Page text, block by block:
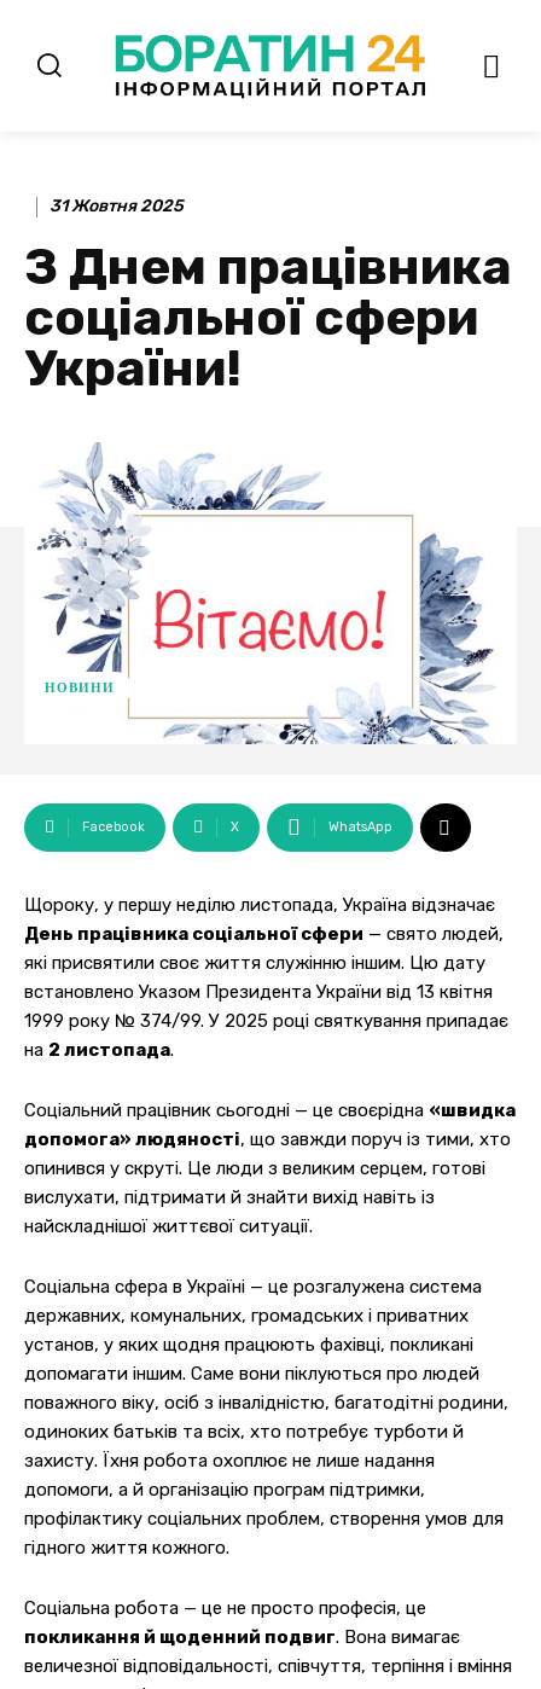
31 Жовтня 2025
З Днем працівника
соціальної сфери
України!
НОВИНИ
Facebook X WhatsApp
Щороку, у першу неділю листопада, Україна відзначає
День працівника соціальної сфери — свято людей,
які присвятили своє життя служінню іншим. Цю дату
встановлено Указом Президента України від 13 квітня
1999 року № 374/99. У 2025 році святкування припадає
на 2 листопада.
Соціальний працівник сьогодні — це своєрідна «швидка
допомога» людяності, що завжди поруч із тими, хто
опинився у скруті. Це люди з великим серцем, готові
вислухати, підтримати й знайти вихід навіть із
найскладнішої життєвої ситуації.
Соціальна сфера в Україні — це розгалужена система
державних, комунальних, громадських і приватних
установ, у яких щодня працюють фахівці, покликані
допомагати іншим. Саме вони піклуються про людей
поважного віку, осіб з інвалідністю, багатодітні родини,
одиноких батьків та всіх, хто потребує турботи й
захисту. Їхня робота охоплює не лише надання
допомоги, а й організацію програм підтримки,
профілактику соціальних проблем, створення умов для
гідного життя кожного.
Соціальна робота — це не просто професія, це
покликання й щоденний подвиг. Вона вимагає
величезної відповідальності, співчуття, терпіння і вміння